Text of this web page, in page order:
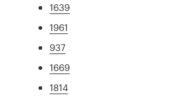
1639
1961
937
1669
1814